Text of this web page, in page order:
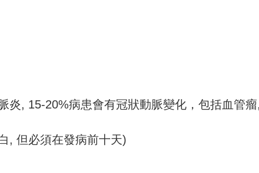
炎, 15-20%病患會有冠狀動脈變化，包括血管
, 但必須在發病前十天)